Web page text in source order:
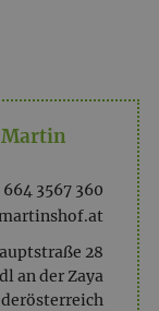
664 3567 360
28
an der Zaya